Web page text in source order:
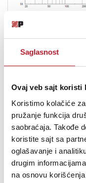
Saglasnost
Ovaj veb sajt koristi
Koristimo kolačiće
pružanje funkcija
saobraćaja. Takođe
koristite sajt sa
oglašavanje i
drugim
na osnovu
Mounting
Magnet structure diameter
5.0in/128mm